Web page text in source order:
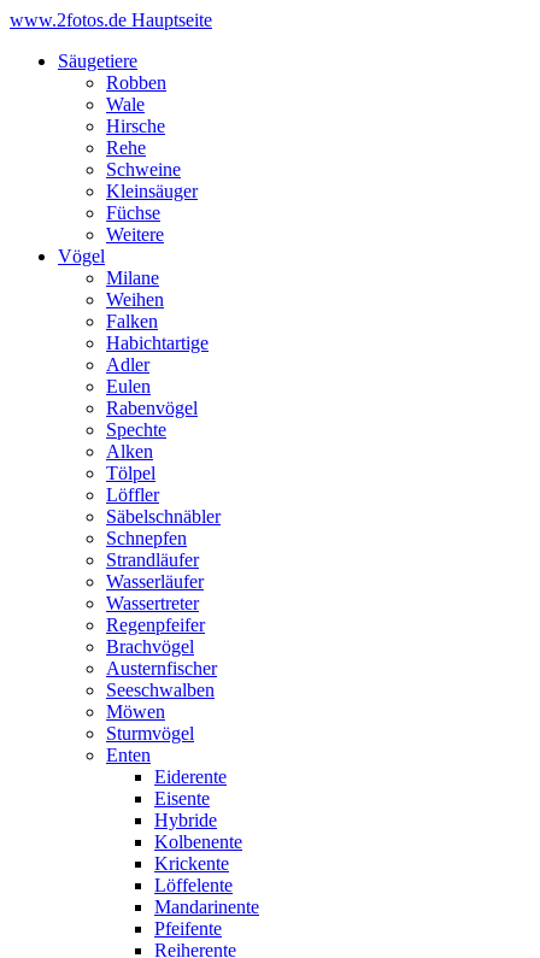
www.2fotos.de Hauptseite
Säugetiere
Robben
Wale
Hirsche
Rehe
Schweine
Kleinsäuger
Füchse
Weitere
Vögel
Milane
Weihen
Falken
Habichtartige
Adler
Eulen
Rabenvögel
Spechte
Alken
Tölpel
Löffler
Säbelschnäbler
Schnepfen
Strandläufer
Wasserläufer
Wassertreter
Regenpfeifer
Brachvögel
Austernfischer
Seeschwalben
Möwen
Sturmvögel
Enten
Eiderente
Eisente
Hybride
Kolbenente
Krickente
Löffelente
Mandarinente
Pfeifente
Reiherente